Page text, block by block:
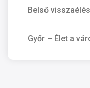
Belső
Győr – Élet a